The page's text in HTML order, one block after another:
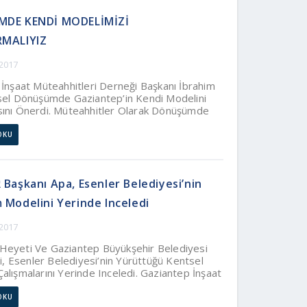
KENDİ MODELİMİZİ
Müteahhitleri Derneği Başkanı İbrahim
Dönüşümde Gaziantep’in Kendi Modelini
Önerdi. Müteahhitler Olarak Dönüşümde
Istediklerini Belirten Apa, Yerel
Işbirliği Içerisinde, Gaziantep’in Büyüyüp
Her Türlü Katkıyı Sunmaya Hazır
Başkanı Apa, Esenler Belediyesi’nin
Modelini Yerinde Inceledi
Ve Gaziantep Büyükşehir Belediyesi
Esenler Belediyesi’nin Yürüttüğü Kentsel
Yerinde Inceledi. Gaziantep İnşaat
Derneği Başkanı İbrahim Apa, Gaziantep’te
Tarafından Kentsel Dönüşüme Ciddi Emekler